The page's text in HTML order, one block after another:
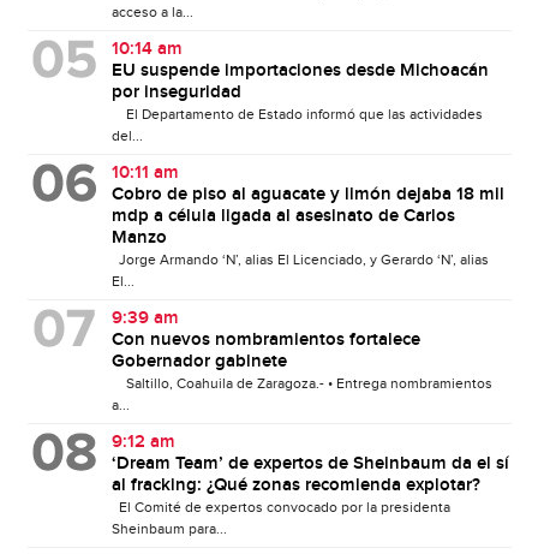
acceso a la...
10:14 am
EU suspende importaciones desde Michoacán
por inseguridad
El Departamento de Estado informó que las actividades
del...
10:11 am
Cobro de piso al aguacate y limón dejaba 18 mil
mdp a célula ligada al asesinato de Carlos
Manzo
Jorge Armando ‘N’, alias El Licenciado, y Gerardo ‘N’, alias
El...
9:39 am
Con nuevos nombramientos fortalece
Gobernador gabinete
Saltillo, Coahuila de Zaragoza.- • Entrega nombramientos
a...
9:12 am
‘Dream Team’ de expertos de Sheinbaum da el sí
al fracking: ¿Qué zonas recomienda explotar?
El Comité de expertos convocado por la presidenta
Sheinbaum para...